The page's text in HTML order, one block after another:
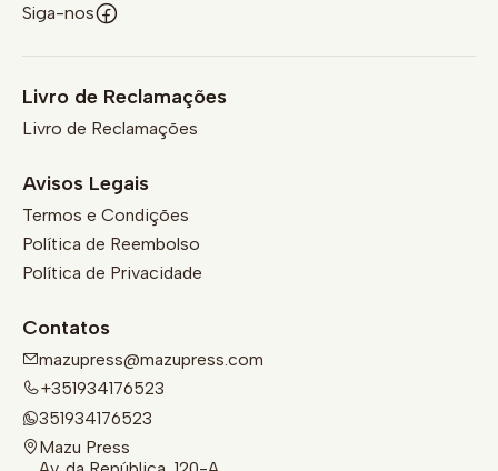
Siga-nos
Livro de Reclamações
Livro de Reclamações
Avisos Legais
Termos e Condições
Política de Reembolso
Política de Privacidade
Contatos
mazupress@mazupress.com
+351934176523
351934176523
Mazu Press